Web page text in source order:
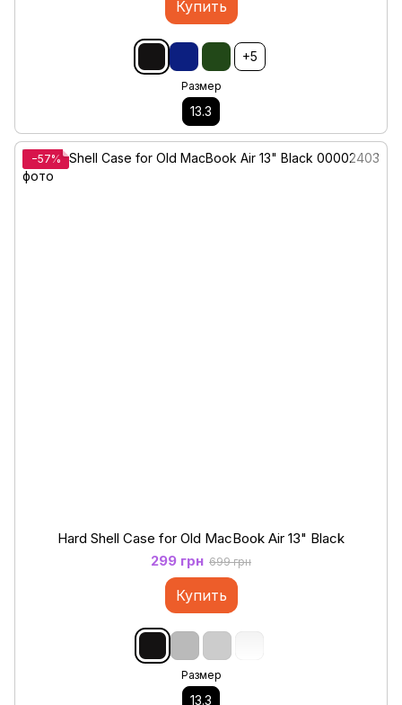
Купить
+5
Размер
13.3
−57%
Hard Shell Case for Old MacBook Air 13" Black
299 грн 699 грн
Купить
Размер
13.3